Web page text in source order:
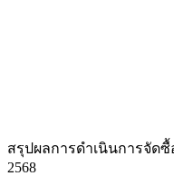
สรุปผลการดำเนินการจัด
2568